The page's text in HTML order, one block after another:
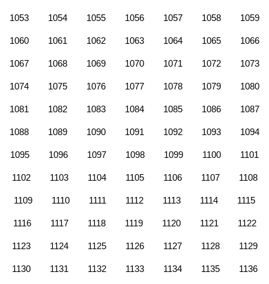
1053 1054 1055 1056 1057 1058 1059
1060 1061 1062 1063 1064 1065 1066
1067 1068 1069 1070 1071 1072 1073
1074 1075 1076 1077 1078 1079 1080
1081 1082 1083 1084 1085 1086 1087
1088 1089 1090 1091 1092 1093 1094
1095 1096 1097 1098 1099 1100 1101
1102 1103 1104 1105 1106 1107 1108
1109 1110 1111 1112 1113 1114 1115
1116 1117 1118 1119 1120 1121 1122
1123 1124 1125 1126 1127 1128 1129
1130 1131 1132 1133 1134 1135 1136